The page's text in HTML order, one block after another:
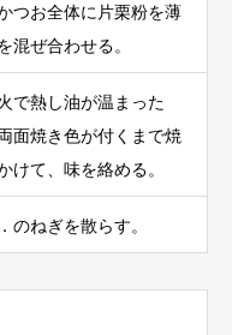
つお全体に片栗粉を薄
混ぜ合わせる。
で熱し油が温まった
面焼き色が付くまで焼
けて、味を絡める。
のねぎを散らす。